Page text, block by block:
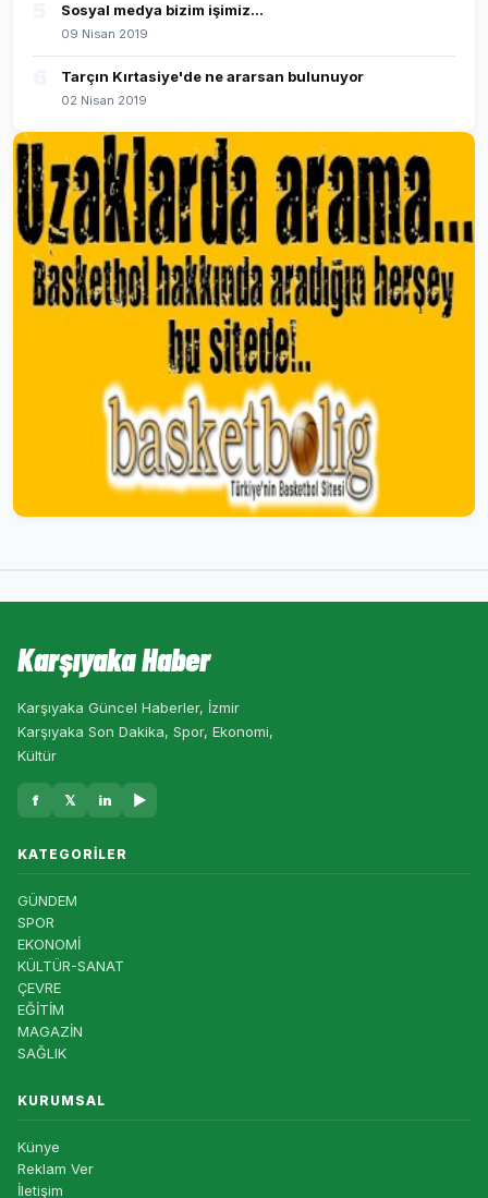
Sosyal medya bizim işimiz...
09 Nisan 2019
Tarçın Kırtasiye'de ne ararsan bulunuyor
02 Nisan 2019
Karşıyaka Haber
Karşıyaka Güncel Haberler, İzmir
Karşıyaka Son Dakika, Spor, Ekonomi,
Kültür
f 𝕏 in ▶
KATEGORILER
GÜNDEM
SPOR
EKONOMİ
KÜLTÜR-SANAT
ÇEVRE
EĞİTİM
MAGAZİN
SAĞLIK
KURUMSAL
Künye
Reklam Ver
İletişim